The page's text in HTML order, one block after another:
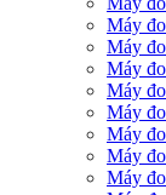
Máy
Máy
Máy
Máy
Máy
Máy
Máy
Máy